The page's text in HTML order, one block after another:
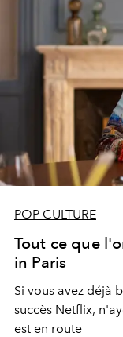
POP CULTURE
Tout ce que
in Paris
Si vous avez déjà
succès Netflix,
est en route